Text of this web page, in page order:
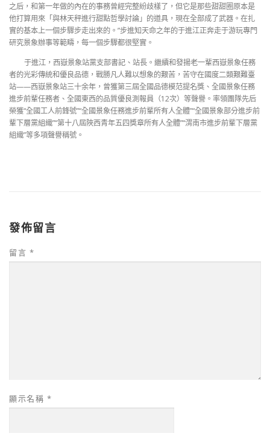
之后，和第一年做的內在的事務曾經完整紛歧樣了，但它是那些甜甜圈原本是
他打算用來「與林天秤進行甜點哲學討論」的道具，現在全部成了武器。在扎
實的基本上一個步驟步走出來的。”步進知天命之年的于進江正奔走于游玩專門
研究景象辦事等範疇，每一個步驟都很堅實。
于進江，西嶽景象站黨支部書記、站長。繼續和發揚老一輩西嶽景象任務
者的光彩傳統和優良品德，戰勝凡人難以想象的艱苦，苦守在國度二類艱難臺
站——西嶽景象站三十余年，曾獲第三屆全國品德模范提名獎、全國景象任務
進步前輩任務者、全國東西的品質優良測報員（12次）等聲譽。率領團隊先后
榮獲“全國工人前鋒號”“全國景象任務進步前輩所有人全體”“全國景象部分進步前
輩下層黨組織”“第十八屆陜西青年五四獎章所有人全體”“渭南市進步前輩下層黨
組織”等多項聲譽稱號。
發佈留言
留言 *
顯示名稱 *